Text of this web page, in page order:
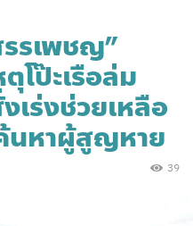
รเพชญ”
โป๊ะเรือล่ม
เร่งช่วยเหลือ
นหาผู้สูญหาย
39